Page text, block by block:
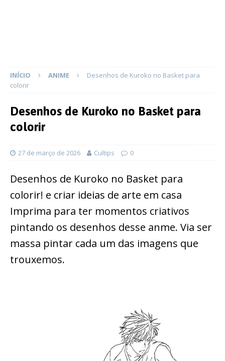
INÍCIO ANIME
Desenhos de Kuroko no Basket para
colorir
Desenhos de Kuroko no Basket para
colorir
27 de março de 2026 Cultips 0
Desenhos de Kuroko no Basket para
colorir! e criar ideias de arte em casa
Imprima para ter momentos criativos
pintando os desenhos desse anme. Via ser
massa pintar cada um das imagens que
trouxemos.